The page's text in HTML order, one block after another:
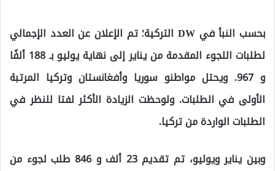
بحسب النبأ في DW التركية؛ تم الإعلان عن العدد الإجمالي
لطلبات اللجوء المقدمة من يناير إلى نهاية يوليو بـ 188 ألفًا
و 967. ويحتل مواطنو سوريا وأفغانستان وتركيا المرتبة
الأولى في الطلبات. ولوحظت الزيادة الأكثر لفتا للنظر في
الطلبات الواردة من تركيا.
وبين يناير ويوليو، تم تقديم 23 ألف و 846 طلب لجوء من